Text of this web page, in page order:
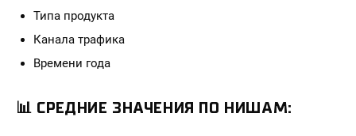
Типа продукта
Канала трафика
Времени года
📊 СРЕДНИЕ ЗНАЧЕНИЯ ПО НИШАМ: